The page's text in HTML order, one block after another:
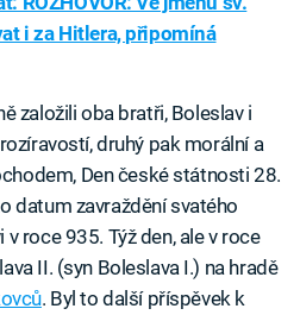
i za Hitlera, připomíná
založili oba bratři, Boleslav i
druhý pak morální a
Den české státnosti 28.
datum zavraždění svatého
roce 935. Týž den, ale v roce
II. (syn Boleslava I.) na hradě
. Byl to další příspěvek k